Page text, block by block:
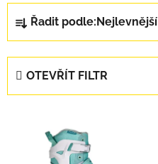
Řazení produktů
Řadit podle:Nejlevnější
OTEVŘÍT FILTR